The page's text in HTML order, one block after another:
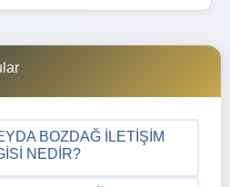
BOZDAĞ İLETIŞIM
NEDIR?